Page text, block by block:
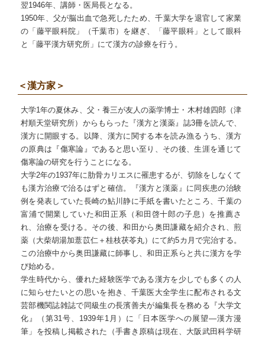
翌1946年、講師・医局長となる。
1950年、父が脳出血で急死したため、千葉大学を退官して家業
の「藤平眼科院」（千葉市）を継ぎ、「藤平眼科」として眼科
と「藤平漢方研究所」にて漢方の診療を行う。
＜漢方家＞
大学1年の夏休み、父・養三が友人の薬学博士・木村雄四郎（津
村順天堂研究所）からもらった『漢方と漢薬』誌3冊を読んで、
漢方に開眼する。以降、漢方に関する本を読み漁るうち、漢方
の原典は『傷寒論』であると思い至り、その後、生涯を通じて
傷寒論の研究を行うことになる。
大学2年の1937年に肋骨カリエスに罹患するが、切除をしなくて
も漢方治療で治るはずと確信。『漢方と漢薬』に同疾患の治験
例を発表していた長崎の鮎川静に手紙を書いたところ、千葉の
富浦で開業していた和田正系（和田啓十郎の子息）を推薦さ
れ、治療を受ける。その後、和田から奥田謙藏を紹介され、煎
薬（大柴胡湯加薏苡仁＋桂枝茯苓丸）にて約5カ月で完治する。
この治療中から奥田謙藏に師事し、和田正系らと共に漢方を学
び始める。
学生時代から、優れた経験医学である漢方を少しでも多くの人
に知らせたいとの思いを抱き、千葉医大全学生に配布される文
芸部機関誌雑誌で同級生の長濱善夫が編集長を務める『大学文
化』（第31号、1939年1月）に「日本医学への展望―漢方漫
筆」を投稿し掲載された（手書き原稿は現在、大阪武田科学研